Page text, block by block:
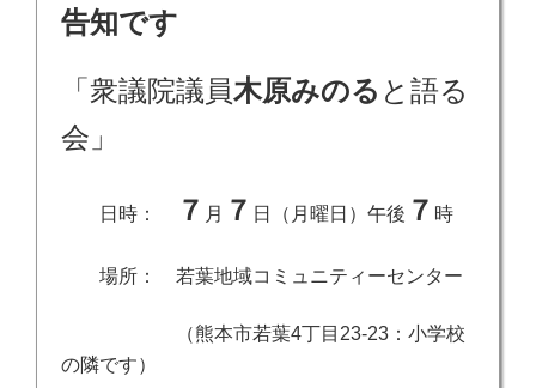
稿
日:
告知です
「衆議院議員木原みのる と語る
会」
日時： ７ 月 ７ 日（月曜日）午後 ７ 時
場所： 若葉地域コミュニティーセンター
（熊本市若葉4丁目23-23：小学校
の隣です）